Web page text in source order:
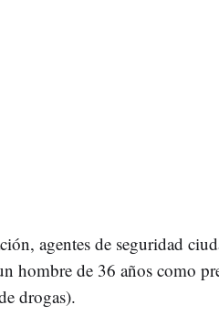
agentes de seguridad
hombre de 36 años como
drogas).